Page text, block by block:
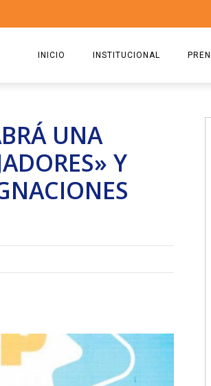
INICIO INSTITUCIONAL
ESTATUTO
COMISIÓN DIRECTIVA 2023-
RICARDO CIRIELLI
UNA
Y